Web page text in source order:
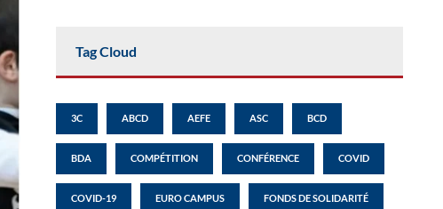
Tag Cloud
3C ABCD AEFE ASC BCD
BDA COMPÉTITION CONFÉRENCE COVID
COVID-19 EURO CAMPUS FONDS DE SOLIDARITÉ